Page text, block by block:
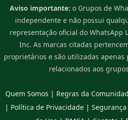
Aviso importante: o Grupos de
independente e não possui
representação oficial do WhatsApp
Inc. As marcas citadas
proprietários e são utilizadas apenas
relacionados aos
Quem Somos | Regras da
| Política de Privacidade |